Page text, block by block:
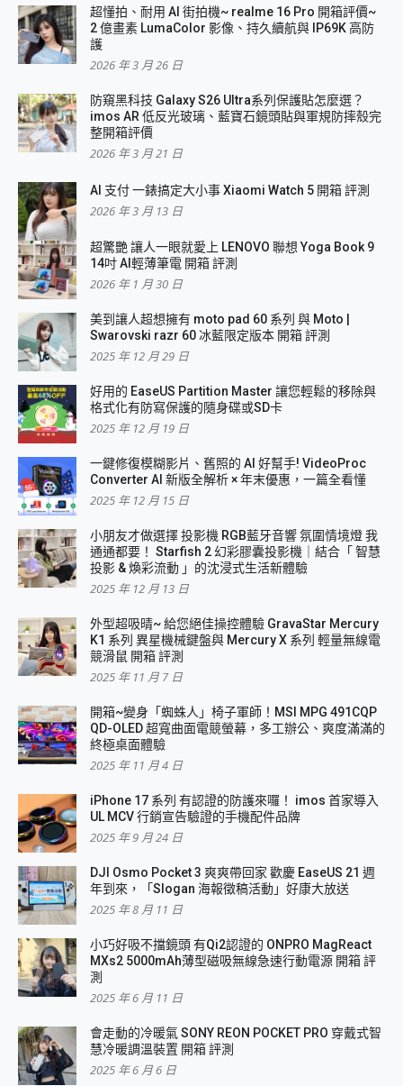
超懂拍、耐用 AI 街拍機~ realme 16 Pro 開箱評價~
2 億畫素 LumaColor 影像、持久續航與 IP69K 高防
護
2026 年 3 月 26 日
防窺黑科技 Galaxy S26 Ultra系列保護貼怎麼選？
imos AR 低反光玻璃、藍寶石鏡頭貼與軍規防摔殼完
整開箱評價
2026 年 3 月 21 日
AI 支付 一錶搞定大小事 Xiaomi Watch 5 開箱 評測
2026 年 3 月 13 日
超驚艷 讓人一眼就愛上 LENOVO 聯想 Yoga Book 9
14吋 AI輕薄筆電 開箱 評測
2026 年 1 月 30 日
美到讓人超想擁有 moto pad 60 系列 與 Moto |
Swarovski razr 60 冰藍限定版本 開箱 評測
2025 年 12 月 29 日
好用的 EaseUS Partition Master 讓您輕鬆的移除與
格式化有防寫保護的隨身碟或SD卡
2025 年 12 月 19 日
一鍵修復模糊影片、舊照的 AI 好幫手! VideoProc
Converter AI 新版全解析 × 年末優惠，一篇全看懂
2025 年 12 月 15 日
小朋友才做選擇 投影機 RGB藍牙音響 氛圍情境燈 我
通通都要！ Starfish 2 幻彩膠囊投影機｜結合「 智慧
投影 & 煥彩流動 」的沈浸式生活新體驗
2025 年 12 月 13 日
外型超吸晴~ 給您絕佳操控體驗 GravaStar Mercury
K1 系列 異星機械鍵盤與 Mercury X 系列 輕量無線電
競滑鼠 開箱 評測
2025 年 11 月 7 日
開箱~變身「蜘蛛人」椅子軍師！MSI MPG 491CQP
QD-OLED 超寬曲面電競螢幕，多工辦公、爽度滿滿的
終極桌面體驗
2025 年 11 月 4 日
iPhone 17 系列 有認證的防護來囉！ imos 首家導入
UL MCV 行銷宣告驗證的手機配件品牌
2025 年 9 月 24 日
DJI Osmo Pocket 3 爽爽帶回家 歡慶 EaseUS 21 週
年到來，「Slogan 海報徵稿活動」好康大放送
2025 年 8 月 11 日
小巧好吸不擋鏡頭 有Qi2認證的 ONPRO MagReact
MXs2 5000mAh薄型磁吸無線急速行動電源 開箱 評
測
2025 年 6 月 11 日
會走動的冷暖氣 SONY REON POCKET PRO 穿戴式智
慧冷暖調溫裝置 開箱 評測
2025 年 6 月 6 日